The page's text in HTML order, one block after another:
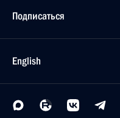
Подписаться
English